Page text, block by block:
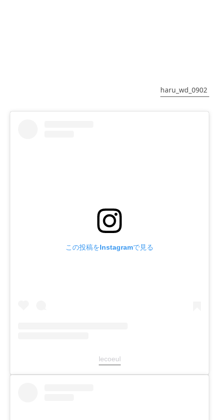
haru_wd_0902
この投稿をInstagramで見る
lecoeul